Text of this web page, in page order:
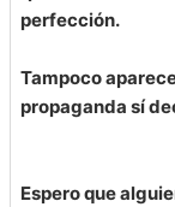
perfección.
Tampoco
propaganda sí
Espero que